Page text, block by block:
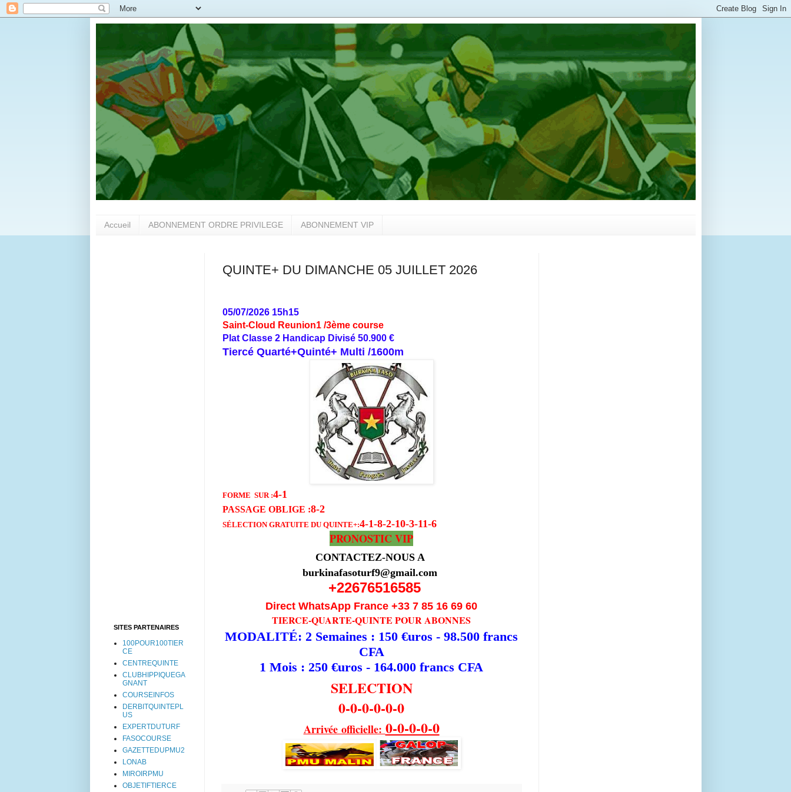
Accueil ABONNEMENT ORDRE PRIVILEGE ABONNEMENT VIP
QUINTE+ DU DIMANCHE 05 JUILLET 2026
05/07/2026 15h15
Saint-Cloud Reunion1 /3ème course
Plat Classe 2 Handicap Divisé 50.900 €
Tiercé Quarté+Quinté+ Multi /1600m
FORME SUR :4-1
PASSAGE OBLIGE :8-2
SÉLECTION GRATUITE DU QUINTE+:4-1-8-2-10-3-11-6
PRONOSTIC VIP
CONTACTEZ-NOUS A
burkinafasoturf9@gmail.com
+22676516585
Direct WhatsApp France +33 7 85 16 69 60
TIERCE-QUARTE-QUINTE POUR ABONNES
MODALITÉ: 2 Semaines : 150 €uros - 98.500 francs
CFA
1 Mois : 250 €uros - 164.000 francs CFA
SELECTION
0-0-0-0-0-0
Arrivée officielle: 0-0-0-0-0
SITES PARTENAIRES
100POUR100TIER
CE
CENTREQUINTE
CLUBHIPPIQUEGA
GNANT
COURSEINFOS
DERBITQUINTEPL
US
EXPERTDUTURF
FASOCOURSE
GAZETTEDUPMU2
LONAB
MIROIRPMU
OBJETIFTIERCE